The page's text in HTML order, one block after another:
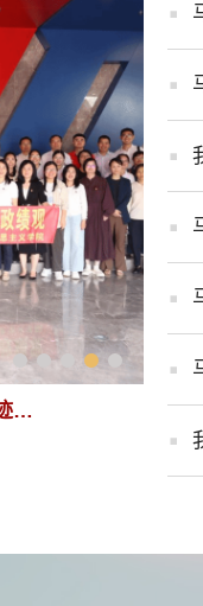
马克思主义学院赴漳州市档案馆调研 共商校馆协同赋能思政育人提质增效